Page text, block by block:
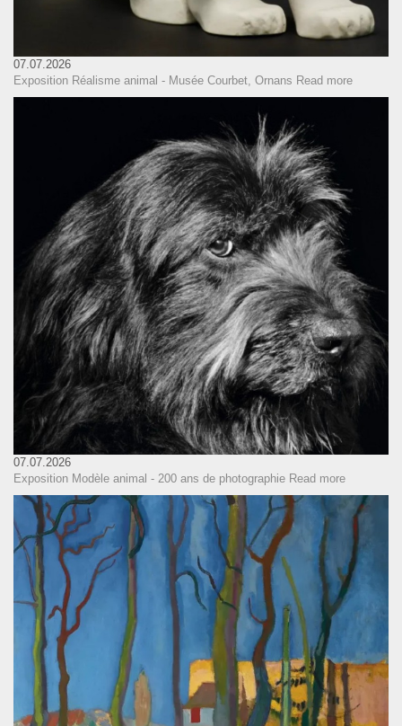
07.07.2026
Exposition Réalisme animal - Musée Courbet, Ornans Read more
07.07.2026
Exposition Modèle animal - 200 ans de photographie Read more